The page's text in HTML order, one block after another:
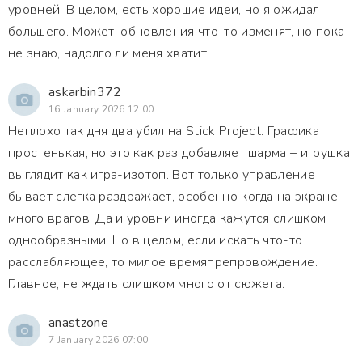
уровней. В целом, есть хорошие идеи, но я ожидал
большего. Может, обновления что-то изменят, но пока
не знаю, надолго ли меня хватит.
askarbin372
16 January 2026 12:00
Неплохо так дня два убил на Stick Project. Графика
простенькая, но это как раз добавляет шарма – игрушка
выглядит как игра-изотоп. Вот только управление
бывает слегка раздражает, особенно когда на экране
много врагов. Да и уровни иногда кажутся слишком
однообразными. Но в целом, если искать что-то
расслабляющее, то милое времяпрепровождение.
Главное, не ждать слишком много от сюжета.
anastzone
7 January 2026 07:00